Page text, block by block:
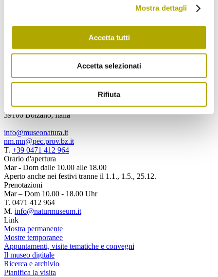
Mostra dettagli
Accetta tutti
Accetta selezionati
Rifiuta
acconsento al trattamento dei miei dati
Museo di Scienze Naturali dell'Alto Adige
via Bottai 1
39100 Bolzano, Italia
info@museonatura.it
nm.mn@pec.prov.bz.it
T. +39 0471 412 964
Orario d'apertura
Mar - Dom dalle 10.00 alle 18.00
Aperto anche nei festivi tranne il 1.1., 1.5., 25.12.
Prenotazioni
Mar – Dom 10.00 - 18.00 Uhr
T. 0471 412 964
M. info@naturmuseum.it
Link
Mostra permanente
Mostre temporanee
Appuntamenti, visite tematiche e convegni
Il museo digitale
Ricerca e archivio
Pianifica la visita